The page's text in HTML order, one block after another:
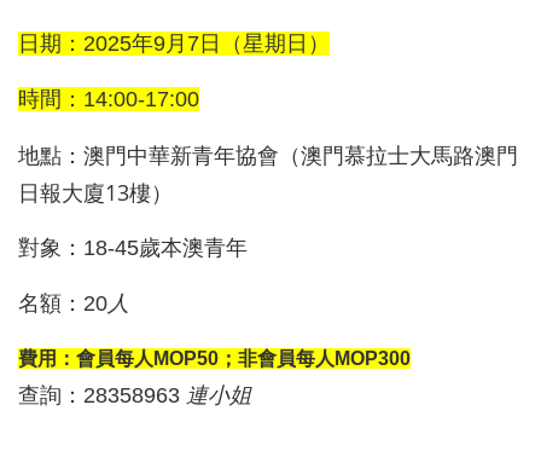
日期： 2025年9月7日（星期日）
時間：14:00-17:00
地點： 澳門中華新青年協會（澳門慕拉士大馬路澳門
日報大廈13樓）
對象：18-45歲本澳青年
名額：20人
費用：會員每人MOP50 ；非會員每人MOP300
查詢： 28358963 連小姐